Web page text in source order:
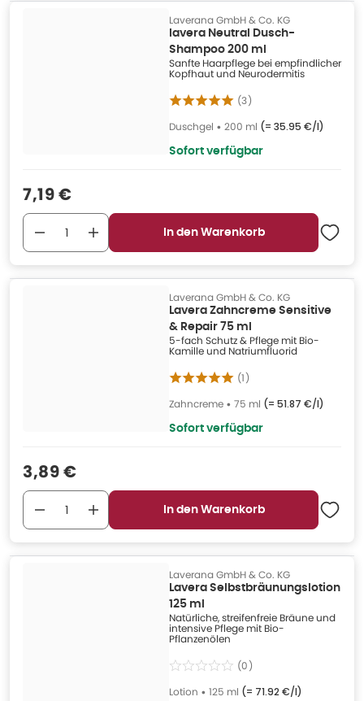
Laverana GmbH & Co. KG
lavera Neutral Dusch-
Shampoo 200 ml
Sanfte Haarpflege bei empfindlicher
Kopfhaut und Neurodermitis
(3)
Duschgel • 200 ml (= 35.95 €/l)
Sofort verfügbar
Verkaufspreis
7,19 €
In den Warenkorb
Laverana GmbH & Co. KG
Lavera Zahncreme Sensitive
& Repair 75 ml
5-fach Schutz & Pflege mit Bio-
Kamille und Natriumfluorid
(1)
Zahncreme • 75 ml (= 51.87 €/l)
Sofort verfügbar
Verkaufspreis
3,89 €
In den Warenkorb
Laverana GmbH & Co. KG
Lavera Selbstbräunungslotion
125 ml
Natürliche, streifenfreie Bräune und
intensive Pflege mit Bio-
Pflanzenölen
(0)
Lotion • 125 ml (= 71.92 €/l)